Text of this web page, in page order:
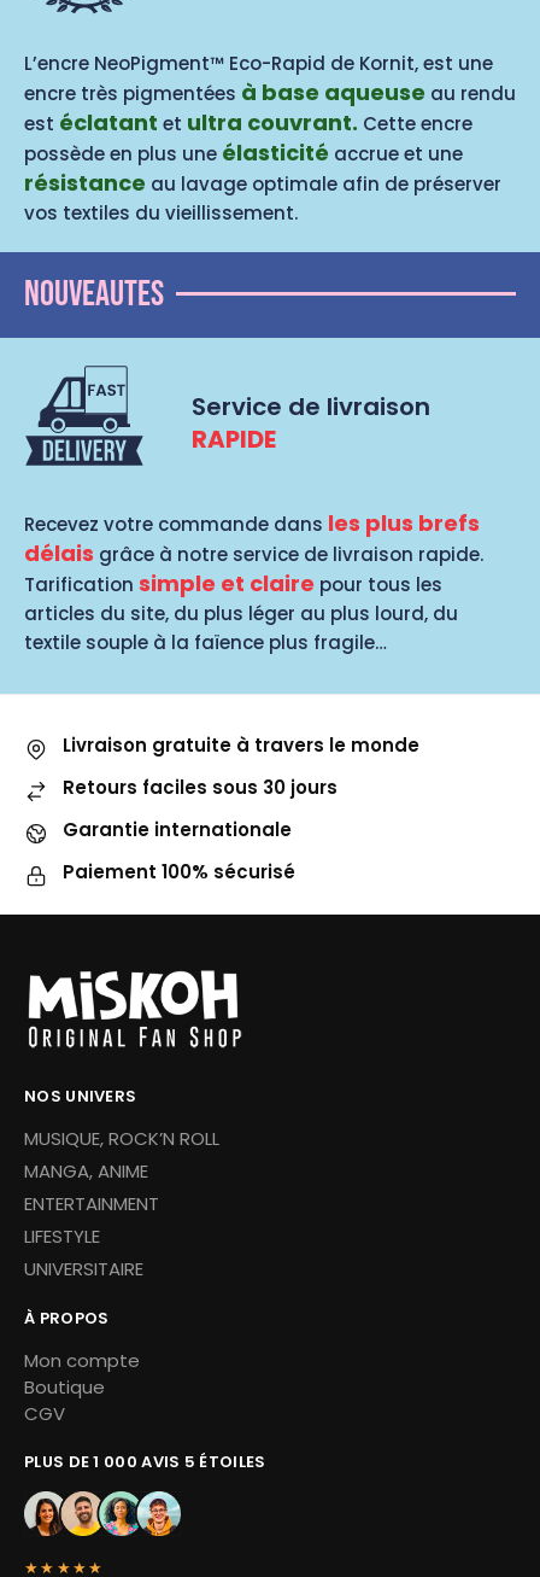
L’encre NeoPigment™ Eco-Rapid de Kornit, est une
encre très pigmentées à base aqueuse au rendu
est éclatant et ultra couvrant. Cette encre
possède en plus une élasticité accrue et une
résistance au lavage optimale afin de préserver
vos textiles du vieillissement.
Nouveautes
Service de livraison
RAPIDE
Recevez votre commande dans les plus brefs
délais grâce à notre service de livraison rapide.
Tarification simple et claire pour tous les
articles du site, du plus léger au plus lourd, du
textile souple à la faïence plus fragile…
Livraison gratuite à travers le monde
Retours faciles sous 30 jours
Garantie internationale
Paiement 100% sécurisé
NOS UNIVERS
MUSIQUE, ROCK’N ROLL
MANGA, ANIME
ENTERTAINMENT
LIFESTYLE
UNIVERSITAIRE
À PROPOS
Mon compte
Boutique
CGV
PLUS DE 1 000 AVIS 5 ÉTOILES
★★★★★